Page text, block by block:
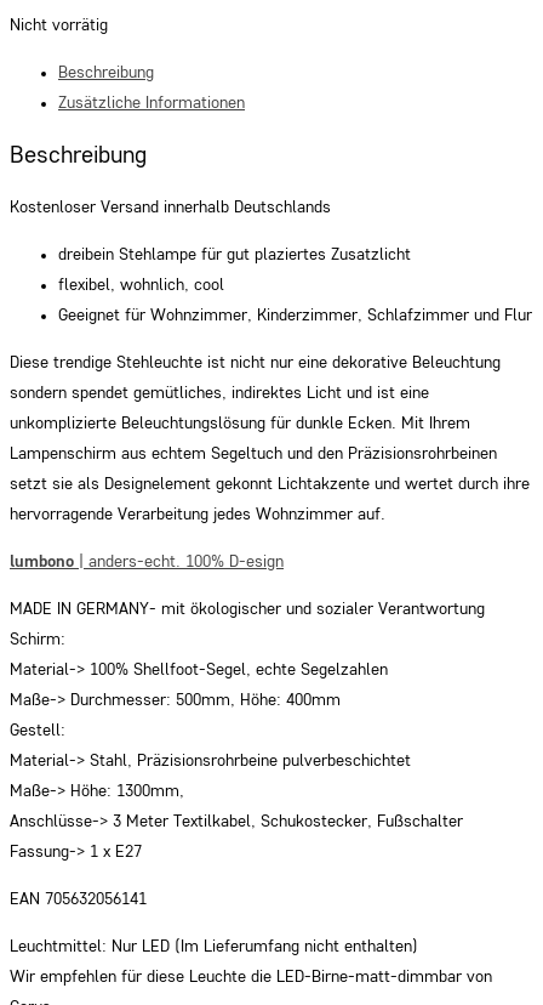
Nicht vorrätig
Beschreibung
Zusätzliche Informationen
Beschreibung
Kostenloser Versand innerhalb Deutschlands
dreibein Stehlampe für gut plaziertes Zusatzlicht
flexibel, wohnlich, cool
Geeignet für Wohnzimmer, Kinderzimmer, Schlafzimmer und Flur
Diese trendige Stehleuchte ist nicht nur eine dekorative Beleuchtung
sondern spendet gemütliches, indirektes Licht und ist eine
unkomplizierte Beleuchtungslösung für dunkle Ecken. Mit Ihrem
Lampenschirm aus echtem Segeltuch und den Präzisionsrohrbeinen
setzt sie als Designelement gekonnt Lichtakzente und wertet durch ihre
hervorragende Verarbeitung jedes Wohnzimmer auf.
lumbono | anders-echt. 100% D-esign
MADE IN GERMANY- mit ökologischer und sozialer Verantwortung
Schirm:
Material-> 100% Shellfoot-Segel, echte Segelzahlen
Maße-> Durchmesser: 500mm, Höhe: 400mm
Gestell:
Material-> Stahl, Präzisionsrohrbeine pulverbeschichtet
Maße-> Höhe: 1300mm,
Anschlüsse-> 3 Meter Textilkabel, Schukostecker, Fußschalter
Fassung-> 1 x E27
EAN 705632056141
Leuchtmittel: Nur LED (Im Lieferumfang nicht enthalten)
Wir empfehlen für diese Leuchte die LED-Birne-matt-dimmbar von